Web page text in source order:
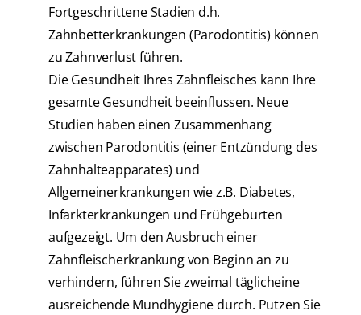
Fortgeschrittene Stadien d.h.
Zahnbetterkrankungen (Parodontitis) können
zu Zahnverlust führen.
Die Gesundheit Ihres Zahnfleisches kann Ihre
gesamte Gesundheit beeinflussen. Neue
Studien haben einen Zusammenhang
zwischen Parodontitis (einer Entzündung des
Zahnhalteapparates) und
Allgemeinerkrankungen wie z.B. Diabetes,
Infarkterkrankungen und Frühgeburten
aufgezeigt. Um den Ausbruch einer
Zahnfleischerkrankung von Beginn an zu
verhindern, führen Sie zweimal täglicheine
ausreichende Mundhygiene durch. Putzen Sie